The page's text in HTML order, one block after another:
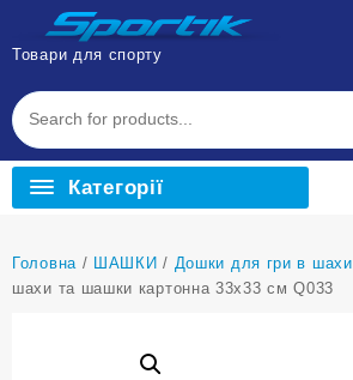
Перейти
вмісту
Товари для спорту
Категорії
Головна / ШАШКИ / Дошки для гри в шахи
шахи та шашки картонна 33х33 см Q033